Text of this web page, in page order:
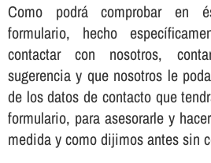
Como podrá comprobar en
formulario, hecho
contactar con nosotros,
sugerencia y que nosotros le
de los datos de contacto que
formulario, para asesorarle y
medida y como dijimos antes sin